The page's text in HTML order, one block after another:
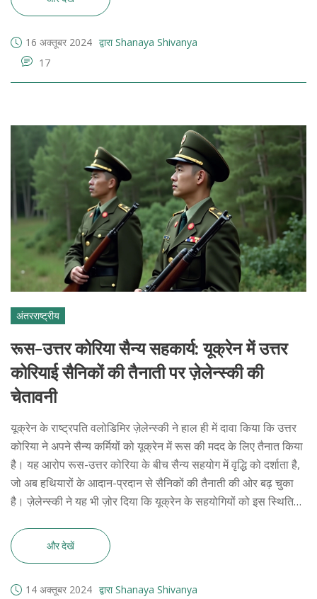
16 अक्तूबर 2024 द्वारा Shanaya Shivanya
17
अंतरराष्ट्रीय
रूस-उत्तर कोरिया सैन्य सहकार्य: यूक्रेन में उत्तर
कोरियाई सैनिकों की तैनाती पर ज़ेलेन्स्की की
चेतावनी
यूक्रेन के राष्ट्रपति वलोडिमिर ज़ेलेन्स्की ने हाल ही में दावा किया कि उत्तर
कोरिया ने अपने सैन्य कर्मियों को यूक्रेन में रूस की मदद के लिए तैनात किया
है। यह आरोप रूस-उत्तर कोरिया के बीच सैन्य सहयोग में वृद्धि को दर्शाता है,
जो अब हथियारों के आदान-प्रदान से सैनिकों की तैनाती की ओर बढ़ चुका
है। ज़ेलेन्स्की ने यह भी ज़ोर दिया कि यूक्रेन के सहयोगियों को इस स्थिति
और देखें
14 अक्तूबर 2024 द्वारा Shanaya Shivanya